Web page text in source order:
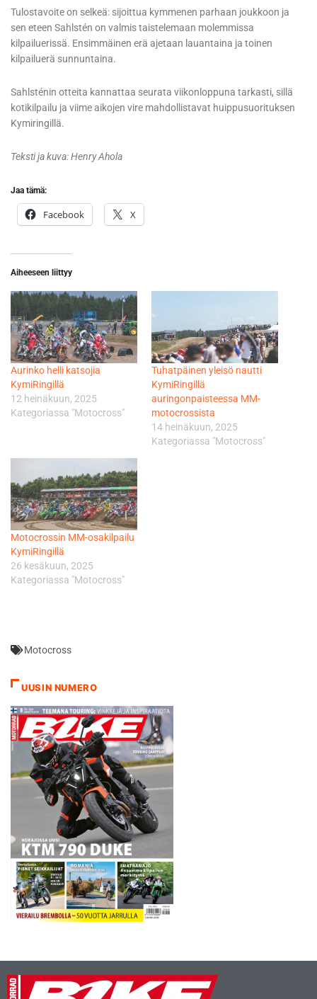
Tulostavoite on selkeä: sijoittua kymmenen parhaan joukkoon ja
sen eteen Sahlstén on valmis taistelemaan molemmissa
kilpailuerissä. Ensimmäinen erä ajetaan lauantaina ja toinen
kilpailuerä sunnuntaina.
Sahlsténin otteita kannattaa seurata viikonloppuna tarkasti, sillä
kotikilpailu ja viime aikojen vire mahdollistavat huippusuorituksen
Kymiringillä.
Teksti ja kuva: Henry Ahola
Jaa tämä:
Facebook X
Aiheeseen liittyy
Aurinko helli katsojia
KymiRingillä
12 heinäkuun, 2025
Kategoriassa "Motocross"
Tuhatpäinen yleisö nautti
KymiRingillä
auringonpaisteessa MM-
motocrossista
14 heinäkuun, 2025
Kategoriassa "Motocross"
Motocrossin MM-osakilpailu
KymiRingillä
26 kesäkuun, 2025
Kategoriassa "Motocross"
Motocross
UUSIN NUMERO